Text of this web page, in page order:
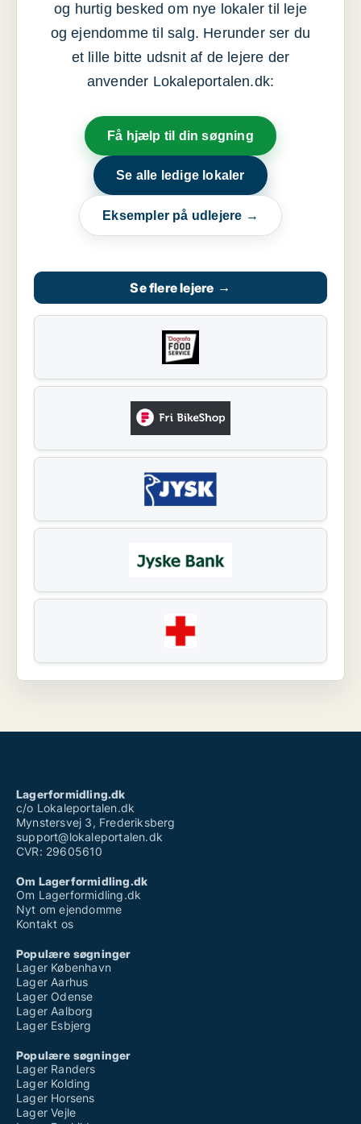
og hurtig besked om nye lokaler til leje
og ejendomme til salg. Herunder ser du
et lille bitte udsnit af de lejere der
anvender Lokaleportalen.dk:
Få hjælp til din søgning
Se alle ledige lokaler
Eksempler på udlejere →
Se flere lejere →
Lagerformidling.dk
c/o Lokaleportalen.dk
Mynstersvej 3, Frederiksberg
support@lokaleportalen.dk
CVR: 29605610
Om Lagerformidling.dk
Om Lagerformidling.dk
Nyt om ejendomme
Kontakt os
Populære søgninger
Lager København
Lager Aarhus
Lager Odense
Lager Aalborg
Lager Esbjerg
Populære søgninger
Lager Randers
Lager Kolding
Lager Horsens
Lager Vejle